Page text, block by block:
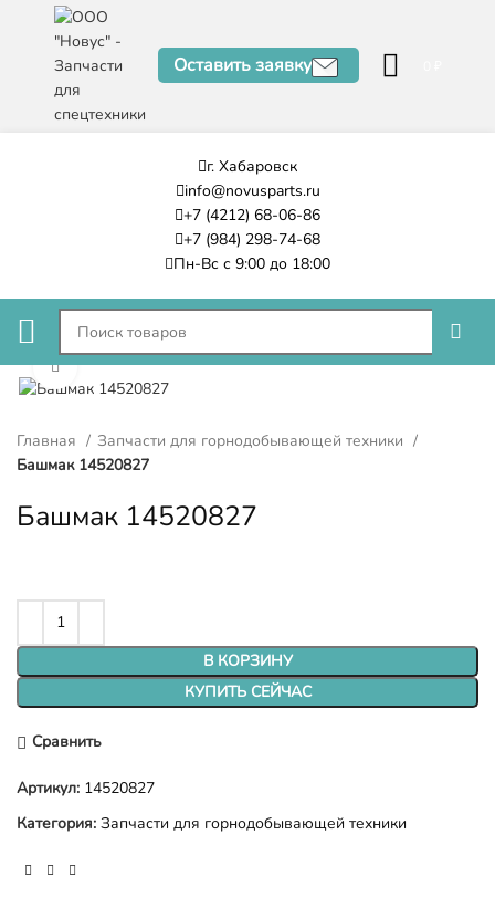
Оставить заявку
г. Хабаровск
info@novusparts.ru
+7 (4212) 68-06-86
+7 (984) 298-74-68
Пн-Вс с 9:00 до 18:00
Нажмите, чтобы увеличить
Главная
Запчасти для горнодобывающей техники
Башмак 14520827
Башмак 14520827
В КОРЗИНУ
КУПИТЬ СЕЙЧАС
Сравнить
Артикул: 14520827
Категория: Запчасти для горнодобывающей техники